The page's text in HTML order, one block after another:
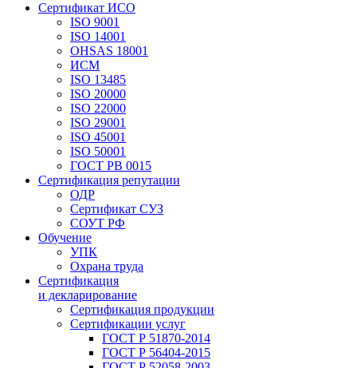
Сертификат ИСО
ISO 9001
ISO 14001
OHSAS 18001
ИСМ
ISO 13485
ISO 20000
ISO 22000
ISO 29001
ISO 45001
ISO 50001
ГОСТ РВ 0015
Сертификация репутации
ОДР
Сертификат СУЗ
СОУТ РФ
Обучение
УПК
Охрана труда
Сертификация
и декларирование
Сертификация продукции
Сертификации услуг
ГОСТ Р 51870-2014
ГОСТ Р 56404-2015